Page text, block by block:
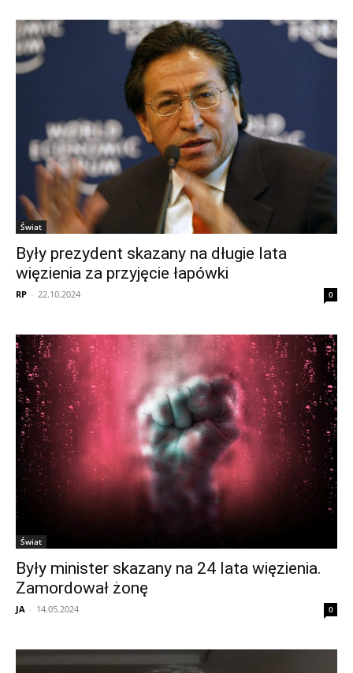
Świat
Były prezydent skazany na długie lata
więzienia za przyjęcie łapówki
RP - 22.10.2024 0
Świat
Były minister skazany na 24 lata więzienia.
Zamordował żonę
JA - 14.05.2024 0